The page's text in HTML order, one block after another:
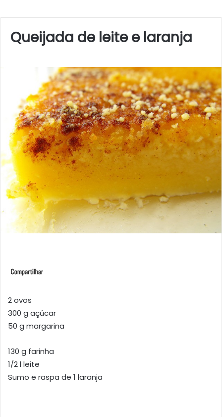
Queijada de leite e laranja
2 ovos
300 g açúcar
50 g margarina
130 g farinha
1/2 l leite
Sumo e raspa de 1 laranja